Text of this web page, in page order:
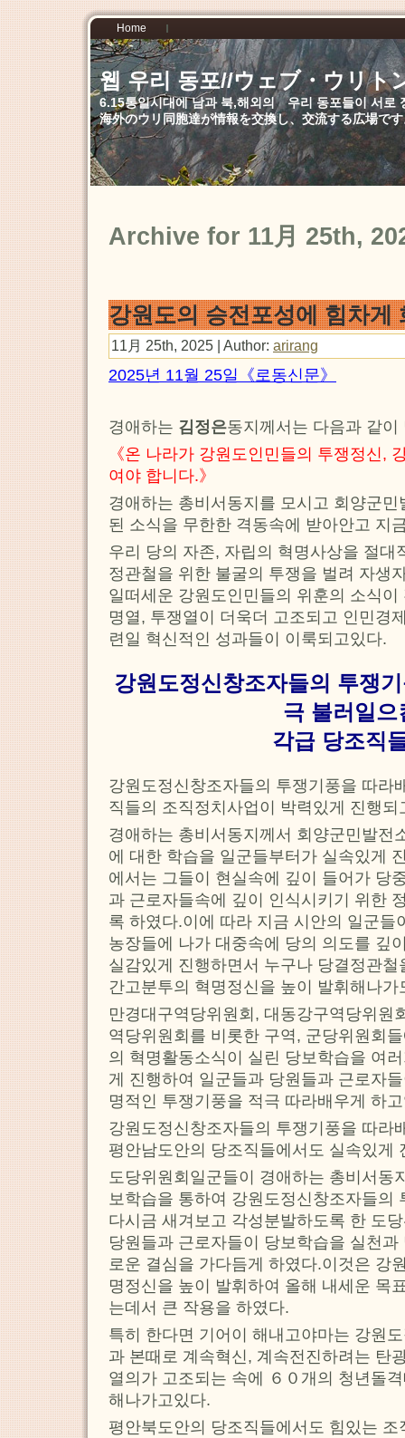
Home
웹 우리 동포//ウェブ・ウリト
6.15통일시대에 남과 북,해외의 우리 동포들이 서로
海外のウリ同胞達が情報を交換し、交流する広場で
Archive for 11月 25th,
강원도의 승전포성에 힘차게
11月 25th, 2025 | Author: arirang
2025년 11월 25일《로동신문》
경애하는 김정은동지께서는 다음과 같이
《온 나라가 강원도인민들의 투쟁정신,
여야 합니다.》
경애하는 총비서동지를 모시고 회양군
된 소식을 무한한 격동속에 받아안고 지
우리 당의 자존, 자립의 혁명사상을 절대
정관철을 위한 불굴의 투쟁을 벌려 자생
일떠세운 강원도인민들의 위훈의 소식
명열, 투쟁열이 더욱더 고조되고 인민경
련일 혁신적인 성과들이 이룩되고있다.
강원도정신창조자들의 투쟁
극 불러일으
각급 당조직
강원도정신창조자들의 투쟁기풍을 따라
직들의 조직정치사업이 박력있게 진행되
경애하는 총비서동지께서 회양군민발전
에 대한 학습을 일군들부터가 실속있게
에서는 그들이 현실속에 깊이 들어가 당
과 근로자들속에 깊이 인식시키기 위한
록 하였다.이에 따라 지금 시안의 일군들
농장들에 나가 대중속에 당의 의도를 깊
실감있게 진행하면서 누구나 당결정관
간고분투의 혁명정신을 높이 발휘해나가
만경대구역당위원회, 대동강구역당위원
역당위원회를 비롯한 구역, 군당위원회
의 혁명활동소식이 실린 당보학습을 여
게 진행하여 일군들과 당원들과 근로자
명적인 투쟁기풍을 적극 따라배우게 하
강원도정신창조자들의 투쟁기풍을 따라
평안남도안의 당조직들에서도 실속있게
도당위원회일군들이 경애하는 총비서동
보학습을 통하여 강원도정신창조자들의
다시금 새겨보고 각성분발하도록 한 도
당원들과 근로자들이 당보학습을 실천
로운 결심을 가다듬게 하였다.이것은 강
명정신을 높이 발휘하여 올해 내세운 목
는데서 큰 작용을 하였다.
특히 한다면 기어이 해내고야마는 강원
과 본때로 계속혁신, 계속전진하려는 탄
열의가 고조되는 속에 ６０개의 청년돌
해나가고있다.
평안북도안의 당조직들에서도 힘있는